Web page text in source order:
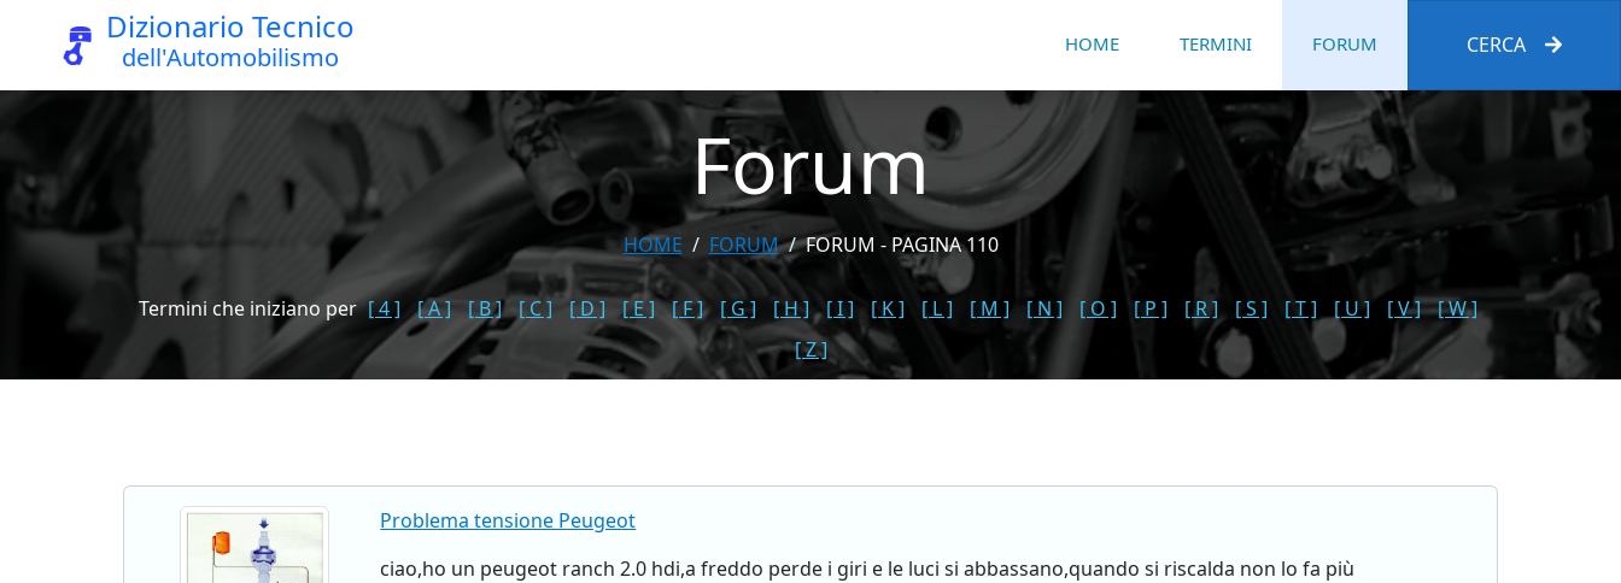
Dizionario Tecnico
dell'Automobilismo HOME TERMINI FORUM CERCA
Forum
HOME FORUM FORUM - PAGINA 110
Termini che iniziano per [ 4 ] [ A ] [ B ] [ C ] [ D ] [ E ] [ F ] [ G ] [ H ] [ I ] [ K ] [ L ] [ M ] [ N ] [ O ] [ P ] [ R ] [ S ] [ T ] [ U ] [ V ]
[ W ]
[ Z ]
Problema tensione Peugeot
ciao,ho un peugeot ranch 2.0 hdi,a freddo perde i giri e le luci si abbassano,quando si riscalda non lo fa più